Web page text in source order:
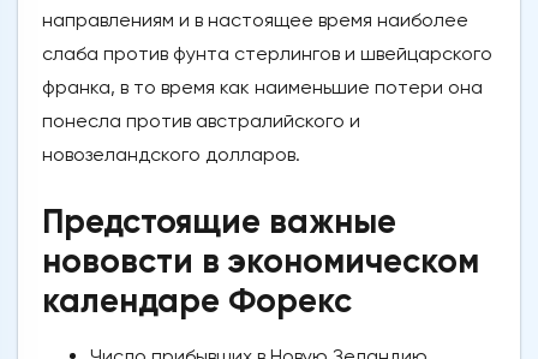
направлениям и в настоящее время наиболее
слаба против фунта стерлингов и швейцарского
франка, в то время как наименьшие потери она
понесла против австралийского и
новозеландского долларов.
Предстоящие важные
нововсти в экономическом
календаре Форекс